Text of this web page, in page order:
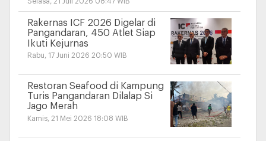
Rakernas ICF 2026 Digelar di
Pangandaran, 450 Atlet Siap
Ikuti Kejurnas
Rabu, 17 Juni 2026 20:50 WIB
Restoran Seafood di Kampung
Turis Pangandaran Dilalap Si
Jago Merah
Kamis, 21 Mei 2026 18:08 WIB